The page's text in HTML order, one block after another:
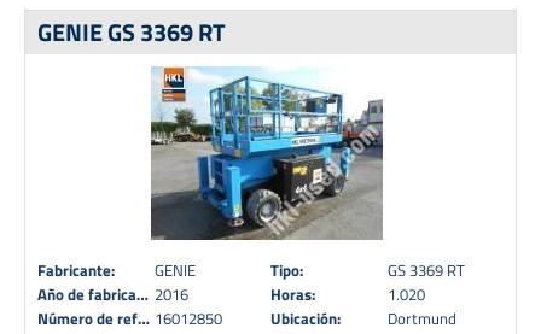
GENIE GS 3369 RT
Fabricante: GENIE Tipo:
GS 3369 RT
Año de fabricación: 2016 Horas:
1.020
Número de referencia: 16012850 Ubicación: Dortmund